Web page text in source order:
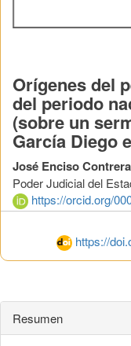
https://
Orígenes del
del periodo
(sobre un
García Diego
José Enciso
Poder Judicial del
https://orcid.org/
Resumen